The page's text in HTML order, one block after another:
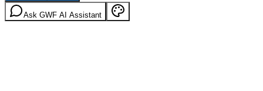
Ask GWF AI Assistant